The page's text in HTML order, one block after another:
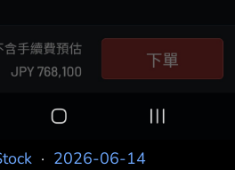
· 2026-06-14